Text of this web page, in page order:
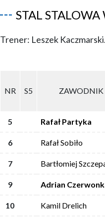
STAL
Trener: Leszek
NR S5 ZAWODNIK
5 Rafał Partyka
6 Rafał Sobiło
7 Bartłomiej
9 Adrian
10 Kamil Drelich
NR S5 ZAWODNIK
5 Rafał Partyka
6 Rafał Sobiło
7 Bartłomiej
9 Adrian
10 Kamil Drelich